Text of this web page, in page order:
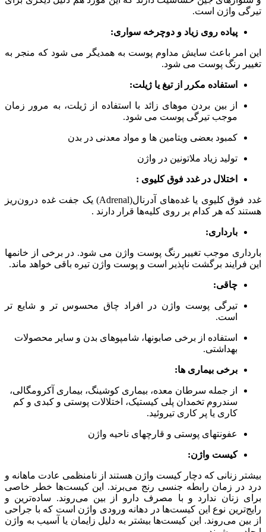
تیرگی واژن است.
پیاده روی زیاد و دوچرخه سواری:
این امر باعث سایش مداوم پوست به همدیگر می شود که منجر به
تغییر رنگ پوست می شود.
استفاده مکرر از تیغ یا ژیلت:
از بین بردن موهای زائد با استفاده از ژیلت، به مرور زمان
موجب تیرگی پوست می شود.
کمبود بعضی ویتامین ها و مواد معدنی در بدن
تولید زیاد ملاتونین در واژن
اختلال در غدد فوق کلیوی :
غدد فوق کلیوی یا غده‌های آدرنال(Adrenal) یک جفت غده درون‌ریز
هستند که هر کدام بر روی کلیه‌ها قرار دارند .
بارداری:
بارداری موجب تغییر رنگ پوست واژن می شود. در برخی از خانمها
این فرایند برگشت ناپذیر است و پوست واژن تیره باقی خواهد ماند.
چاقی:
تیرگی پوست واژن در افراد چاق محسوس تر و شایع تر
است.
استفاده از برخی صابونها، شامپوهای بدن و سایر محصولات
بهداشتی.
برخی بیماری ها:
از جمله سرطان معده، بیماری کوشینگ، بیماری آکرومگالی،
سندروم تخمدان پلی کیستیک، اختلالات پوستی و کبدی و کم
کاری یا پر کاری تیروئید.
عفونتهای پوستی و قارچهای ناحیه واژن
کیست واژن:
بیشتر زنانی که دچار کیست واژن هستند از نامنظمی عادت ماهانه و
درد در زمان رابطه جنسی رنج می‌برند. این کیست‌ها خطر خاصی
برای زنان ندارد و با مصرف دارو از بین می‌روند. ساده‌ترین و
رایج‌ترین نوع این کیست‌ها در دهانه ورودی واژن است که با جراحی
از بین می‌روند. این کیست‌ها بیشتر به دلیل زایمان یا آسیب به واژن